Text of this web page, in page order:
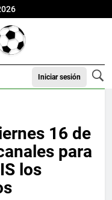
Iniciar sesión
16 de
para
los